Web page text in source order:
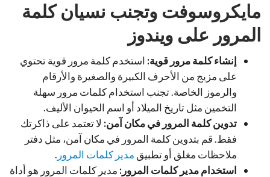
مايكروسوفت وتجنب نسيان كلمة
المرور على ويندوز
إنشاء كلمة مرور قوية: استخدم كلمة مرور قوية تحتوي
على مزيج من الأحرف الكبيرة والصغيرة والأرقام
والرموز الخاصة. تجنب استخدام كلمات مرور سهلة
التخمين مثل تاريخ الميلاد أو اسم الحيوان الأليف.
تدوين كلمة المرور في مكان آمن: لا تعتمد على ذاكرتك
فقط. قم بتدوين كلمة المرور في مكان آمن، مثل دفتر
ملاحظات مغلق أو تطبيق مدير كلمات المرور .
استخدام مدير كلمات المرور: مدير كلمات المرور هو أداة